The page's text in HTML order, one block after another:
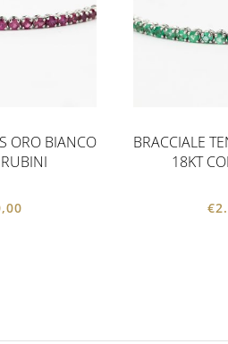
ORO BIANCO
BRACCIALE
18KT
€